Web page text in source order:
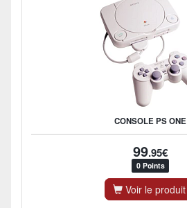
CONSOLE PS ONE
99.95€
0 Points
Voir le produit